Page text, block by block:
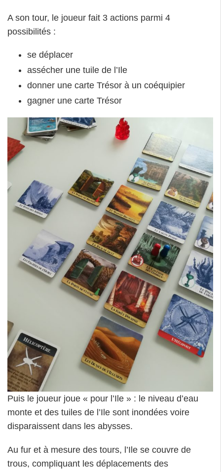
A son tour, le joueur fait 3 actions parmi 4
possibilités :
se déplacer
assécher une tuile de l’Ile
donner une carte Trésor à un coéquipier
gagner une carte Trésor
Puis le joueur joue « pour l’Ile » : le niveau d’eau
monte et des tuiles de l’Ile sont inondées voire
disparaissent dans les abysses.
Au fur et à mesure des tours, l’Ile se couvre de
trous, compliquant les déplacements des